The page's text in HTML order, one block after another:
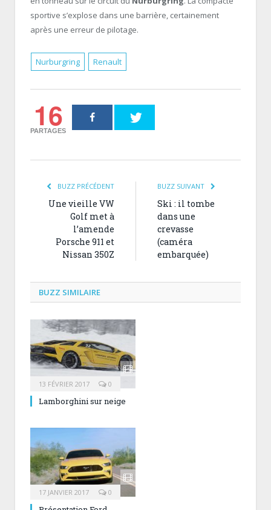
sportive s’explose dans une barrière, certainement
après une erreur de pilotage.
Nurburgring Renault
16
PARTAGES
BUZZ PRÉCÉDENT
Une vieille VW
Golf met à
l’amende
Porsche 911 et
Nissan 350Z
BUZZ SUIVANT
Ski : il tombe
dans une
crevasse
(caméra
embarquée)
BUZZ SIMILAIRE
13 FÉVRIER 2017 0
Lamborghini sur neige
17 JANVIER 2017 0